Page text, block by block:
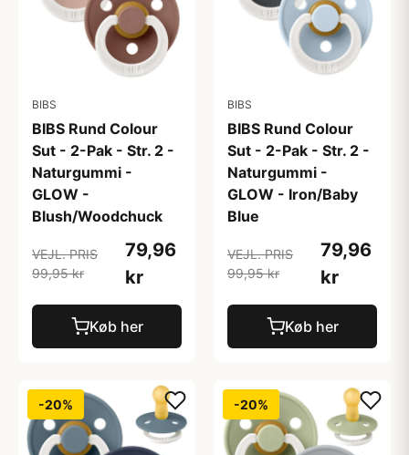
BIBS
BIBS Rund Colour
Sut - 2-Pak - Str. 2 -
Naturgummi -
GLOW -
Blush/Woodchuck
VEJL. PRIS
99,95 kr
79,96
kr
Køb her
BIBS
BIBS Rund Colour
Sut - 2-Pak - Str. 2 -
Naturgummi -
GLOW - Iron/Baby
Blue
VEJL. PRIS
99,95 kr
79,96
kr
Køb her
-20% -20%